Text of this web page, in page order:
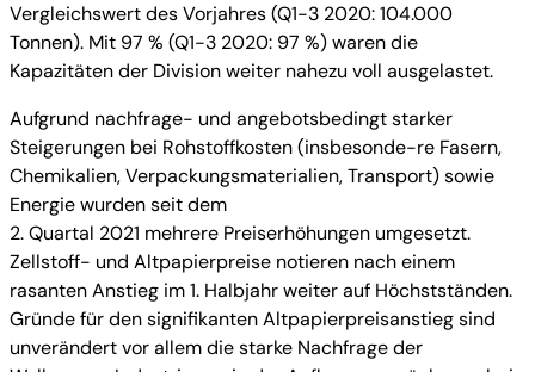
Vergleichswert des Vorjahres (Q1-3 2020: 104.000
Tonnen). Mit 97 % (Q1-3 2020: 97 %) waren die
Kapazitäten der Division weiter nahezu voll ausgelastet.
Aufgrund nachfrage- und angebotsbedingt starker
Steigerungen bei Rohstoffkosten (insbesonde-re Fasern,
Chemikalien, Verpackungsmaterialien, Transport) sowie
Energie wurden seit dem
2. Quartal 2021 mehrere Preiserhöhungen umgesetzt.
Zellstoff- und Altpapierpreise notieren nach einem
rasanten Anstieg im 1. Halbjahr weiter auf Höchstständen.
Gründe für den signifikanten Altpapierpreisanstieg sind
unverändert vor allem die starke Nachfrage der